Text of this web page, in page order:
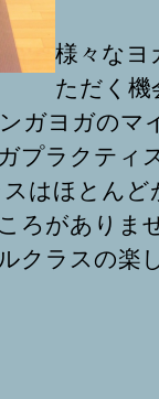
様々なヨ
ただく機
ガヨガのマ
プラクティ
はほとん
ろがありま
クラスの楽